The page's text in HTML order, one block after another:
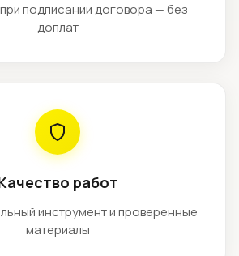
подписании договора — без
доплат
работ
инструмент и проверенные
материалы